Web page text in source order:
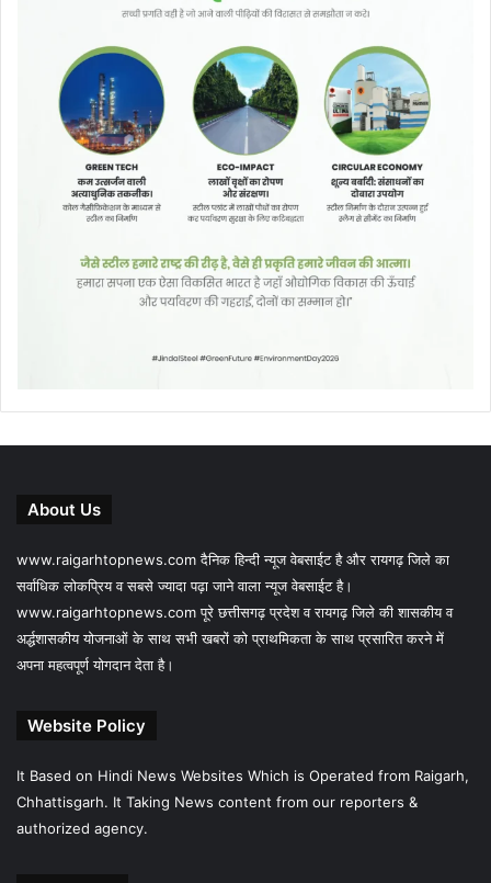
About Us
www.raigarhtopnews.com दैनिक हिन्दी न्यूज वेबसाईट है और रायगढ़ जिले का
सर्वाधिक लोकप्रिय व सबसे ज्यादा पढ़ा जाने वाला न्यूज वेबसाईट है।
www.raigarhtopnews.com पूरे छत्तीसगढ़ प्रदेश व रायगढ़ जिले की शासकीय व
अर्द्धशासकीय योजनाओं के साथ सभी खबरों को प्राथमिकता के साथ प्रसारित करने में
अपना महत्वपूर्ण योगदान देता है।
Website Policy
It Based on Hindi News Websites Which is Operated from Raigarh,
Chhattisgarh. It Taking News content from our reporters &
authorized agency.